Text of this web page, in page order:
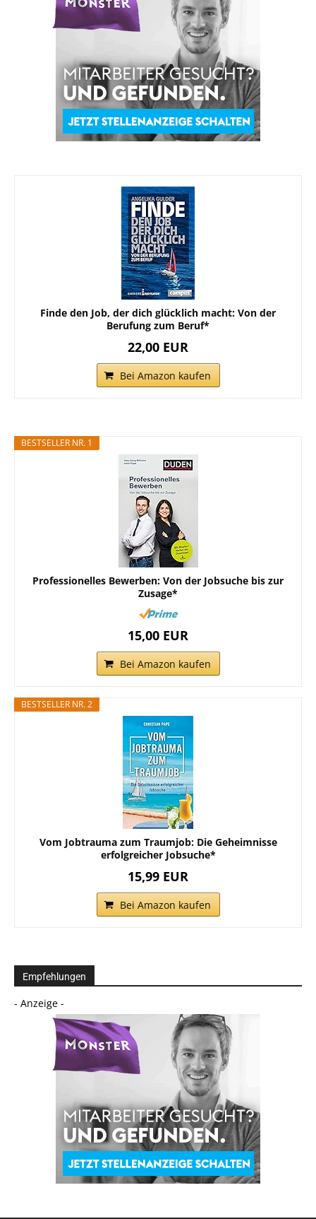
Finde den Job, der dich glücklich macht: Von der
Berufung zum Beruf*
22,00 EUR
Bei Amazon kaufen
BESTSELLER NR. 1
Professionelles Bewerben: Von der Jobsuche bis zur
Zusage*
15,00 EUR
Bei Amazon kaufen
BESTSELLER NR. 2
Vom Jobtrauma zum Traumjob: Die Geheimnisse
erfolgreicher Jobsuche*
15,99 EUR
Bei Amazon kaufen
Empfehlungen
- Anzeige -